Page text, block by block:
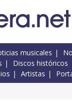
musicales
Discos históricos
Artistas